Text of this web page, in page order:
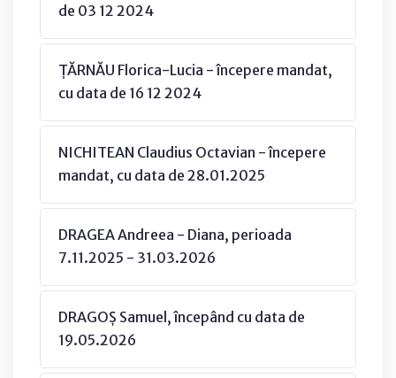
de 03 12 2024
ȚĂRNĂU Florica-Lucia - începere mandat,
cu data de 16 12 2024
NICHITEAN Claudius Octavian - începere
mandat, cu data de 28.01.2025
DRAGEA Andreea - Diana, perioada
7.11.2025 - 31.03.2026
DRAGOȘ Samuel, începând cu data de
19.05.2026